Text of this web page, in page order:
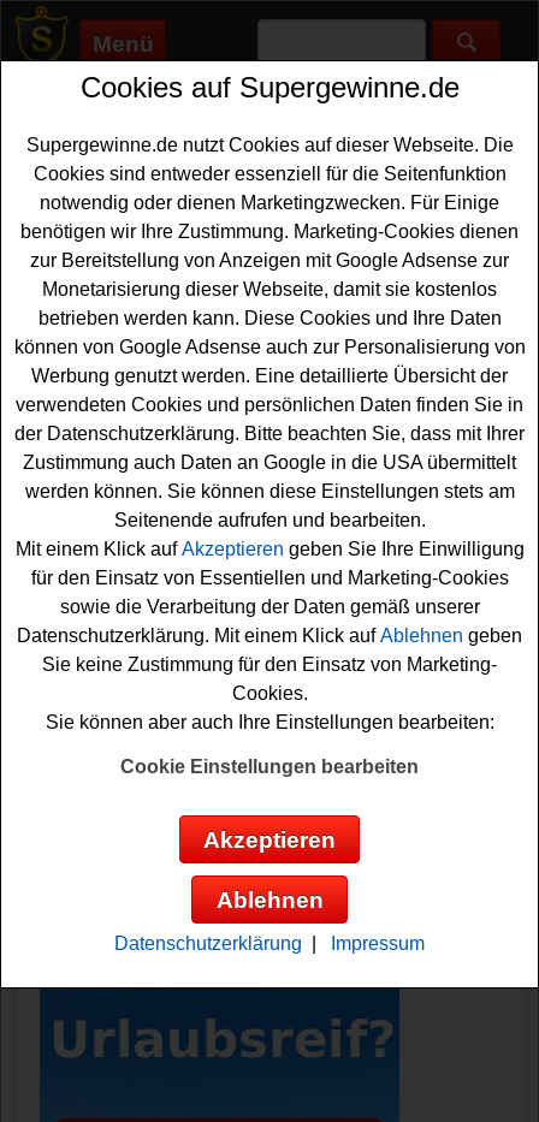
Menü
Supergewinne.de>Gewinnspiele>Reise Gewinnspiele>
Anzeige:
Anzeige:
Süddeutsche Gewinnspiel SZ
Magazin - Hotelaufenthalt
gewinnen
Wer gern einen tollenHotelaufenthalt gewinnenmöchte,
sollte an dem kostenlosen SZ Magazin Gewinnspiel
teilnehmen. Verlost wird ein Hotelgutschein für zwei
Übernachtungen im Vier-Sterne-Superior-Hotel Bismarck
Hofgastein in Österreich - und Sie können mit
etwas Glück diesen Hotelaufenthalt gewinnen. Dazu
erhält der Gewinner einen Fahrtkostenzuschuss
obendrauf.
Falls Sie sich die Chance sichern möchten, sollten Sie
gleich an dem SZ-Magazin Gewinnspiel teilnehmen und
Ihr Glück versuchen. Auf jeden Fall sind die Daumen
schon einmal gedrückt!
Süddeutsche verlost einen tollen
Anzeige:
Cookies auf Supergewinne.de
Supergewinne.de nutzt Cookies auf dieser Webseite. Die
Cookies sind entweder essenziell für die Seitenfunktion
notwendig oder dienen Marketingzwecken. Für Einige
benötigen wir Ihre Zustimmung. Marketing-Cookies dienen
zur Bereitstellung von Anzeigen mit Google Adsense zur
Monetarisierung dieser Webseite, damit sie kostenlos
betrieben werden kann. Diese Cookies und Ihre Daten
können von Google Adsense auch zur Personalisierung von
Werbung genutzt werden. Eine detaillierte Übersicht der
verwendeten Cookies und persönlichen Daten finden Sie in
der Datenschutzerklärung. Bitte beachten Sie, dass mit Ihrer
Zustimmung auch Daten an Google in die USA übermittelt
werden können. Sie können diese Einstellungen stets am
Seitenende aufrufen und bearbeiten.
Mit einem Klick aufAkzeptieren geben Sie Ihre Einwilligung
für den Einsatz von Essentiellen und Marketing-Cookies
sowie die Verarbeitung der Daten gemäß unserer
Datenschutzerklärung. Mit einem Klick aufAblehnen geben
Sie keine Zustimmung für den Einsatz von Marketing-
Cookies.
Sie können aber auch Ihre Einstellungen bearbeiten:
Cookie Einstellungen bearbeiten
Akzeptieren
Ablehnen
Datenschutzerklärung Impressum